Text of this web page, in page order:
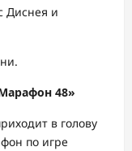
Диснея и
48»
в голову
по игре